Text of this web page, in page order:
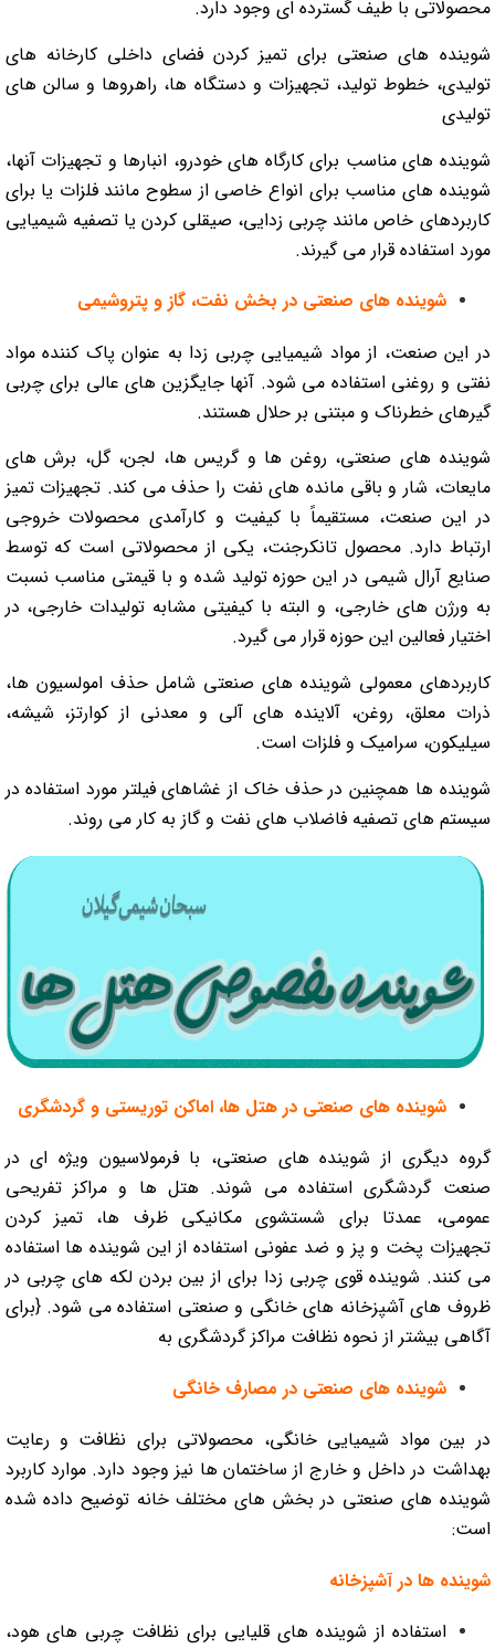
محصولاتی با طیف گسترده ای وجود دارد.
شوینده های صنعتی برای تمیز کردن فضای داخلی کارخانه های
تولیدی، خطوط تولید، تجهیزات و دستگاه ها، راهروها و سالن های
تولیدی
شوینده های مناسب برای کارگاه های خودرو، انبارها و تجهیزات آنها،
شوینده های مناسب برای انواع خاصی از سطوح مانند فلزات یا برای
کاربردهای خاص مانند چربی زدایی، صیقلی کردن یا تصفیه شیمیایی
مورد استفاده قرار می گیرند.
شوینده های صنعتی در بخش نفت، گاز و پتروشیمی
در این صنعت، از مواد شیمیایی چربی زدا به عنوان پاک کننده مواد
نفتی و روغنی استفاده می شود. آنها جایگزین های عالی برای چربی
گیرهای خطرناک و مبتنی بر حلال هستند.
شوینده های صنعتی، روغن ها و گریس ها، لجن، گل، برش های
مایعات، شار و باقی مانده های نفت را حذف می کند. تجهیزات تمیز
در این صنعت، مستقیماً با کیفیت و کارآمدی محصولات خروجی
ارتباط دارد. محصول تانکرجنت، یکی از محصولاتی است که توسط
صنایع آرال شیمی در این حوزه تولید شده و با قیمتی مناسب نسبت
به ورژن های خارجی، و البته با کیفیتی مشابه تولیدات خارجی، در
اختیار فعالین این حوزه قرار می گیرد.
کاربردهای معمولی شوینده های صنعتی شامل حذف امولسیون ها،
ذرات معلق، روغن، آلاینده های آلی و معدنی از کوارتز، شیشه،
سیلیکون، سرامیک و فلزات است.
شوینده ها همچنین در حذف خاک از غشاهای فیلتر مورد استفاده در
سیستم های تصفیه فاضلاب های نفت و گاز به کار می روند.
شوینده های صنعتی در هتل ها، اماکن توریستی و گردشگری
گروه دیگری از شوینده های صنعتی، با فرمولاسیون ویژه ای در
صنعت گردشگری استفاده می شوند. هتل ها و مراکز تفریحی
عمومی، عمدتا برای شستشوی مکانیکی ظرف ها، تمیز کردن
تجهیزات پخت و پز و ضد عفونی استفاده از این شوینده ها استفاده
می کنند. شوینده قوی چربی زدا برای از بین بردن لکه های چربی در
ظروف های آشپزخانه های خانگی و صنعتی استفاده می شود. {برای
آگاهی بیشتر از نحوه نظافت مراکز گردشگری به
شوینده های صنعتی در مصارف خانگی
در بین مواد شیمیایی خانگی، محصولاتی برای نظافت و رعایت
بهداشت در داخل و خارج از ساختمان ها نیز وجود دارد. موارد کاربرد
شوینده های صنعتی در بخش های مختلف خانه توضیح داده شده
است:
شوینده ها در آشپزخانه
استفاده از شوینده های قلیایی برای نظافت چربی های هود،